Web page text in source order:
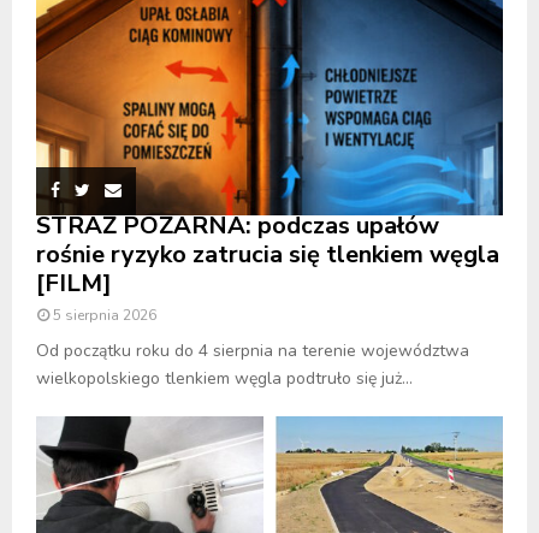
STRAŻ POŻARNA: podczas upałów
rośnie ryzyko zatrucia się tlenkiem węgla
[FILM]
5 sierpnia 2026
Od początku roku do 4 sierpnia na terenie województwa
wielkopolskiego tlenkiem węgla podtruło się już...